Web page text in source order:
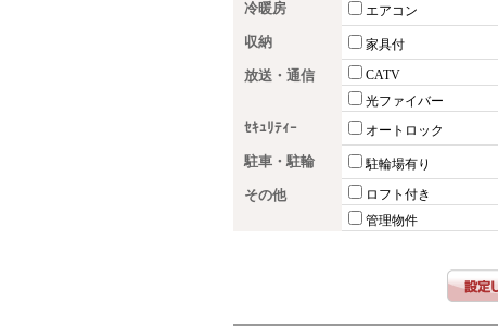
冷暖房 エアコン
収納 家具付
放送・通信 CATV
光ファイバー
ｾｷｭﾘﾃｨｰ オートロック
駐車・駐輪 駐輪場有り
その他 ロフト付き
管理物件